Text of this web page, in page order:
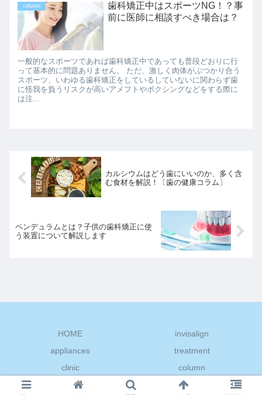
column
歯科矯正中はスポーツNG！？事
前に医師に相談すべき場合は？
一般的なスポーツであれば歯科矯正中であっても普段どおりに行
って基本的に問題ありません。 ただ、激しく肉体がぶつかり合う
スポーツ、いわゆる歯科矯正をしているしていないに関わらず歯
に怪我を負うリスクが高いアメフトやボクシングなどをする際に
は注...
カルシウムはどう歯にいいのか、多く含
む食材を解説！〔歯の健康コラム〕
ペンデュラムとは？子供の歯科矯正に使
う装置について解説します
HOME
invisalign
appliances
treatment
clinic
column
© 2022 デンタル←レスキュー.